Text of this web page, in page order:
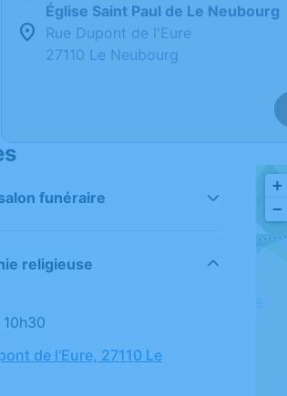
Église Saint Paul de Le Neubourg
Rue Dupont de l'Eure
27110 Le Neubourg
funéraire
religieuse
10h30
de l'Eure, 27110 Le
+
−